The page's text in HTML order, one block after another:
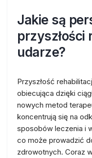
Jakie są
przyszłości
udarze?
Przyszłość
obiecująca dzięki
nowych metod
koncentrują się na
sposobów leczenia i
co może prowadzić
zdrowotnych. Coraz